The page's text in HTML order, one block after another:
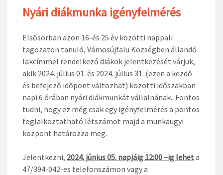
Nyári diákmunka igényfelmérés
Elsősorban azon 16-és 25 év közötti nappali
tagozaton tanuló, Vámosújfalu Községben állandó
lakcímmel rendelkező diákok jelentkezését várjuk,
akik 2024. július 01. és 2024. július 31. (ezen a kezdő
és befejező időpont változhat) közötti időszakban
napi 6 órában nyári diákmunkát vállalnának. Fontos
tudni, hogy ez még csak egy igényfelmérés a pontos
foglalkoztatható létszámot majd a munkaügyi
központ határozza meg.
Jelentkezni, 2024. június 05. napjáig 12:00 –ig leheta
47/394-042-es telefonszámon vagy a